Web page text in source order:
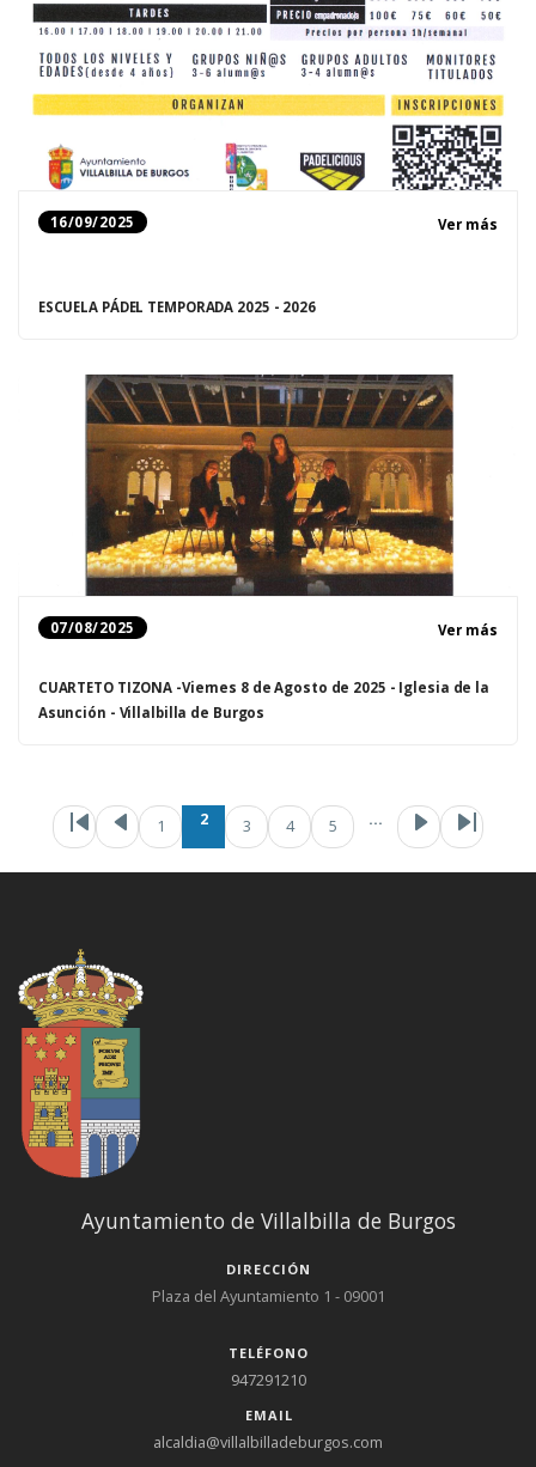
16/09/2025 Ver más
ESCUELA PÁDEL TEMPORADA 2025 - 2026
07/08/2025 Ver más
CUARTETO TIZONA -Viernes 8 de Agosto de 2025 - Iglesia de la
Asunción - Villalbilla de Burgos
Paginación
Primera página
Página anterior
Page
1 Página
2 3 4 5 …
Ayuntamiento de Villalbilla de Burgos
DIRECCIÓN
Plaza del Ayuntamiento 1 - 09001
TELÉFONO
947291210
EMAIL
alcaldia@villalbilladeburgos.com